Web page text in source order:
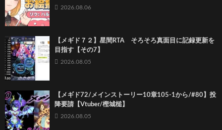
2026.08.06
【メギド７２】星間RTA そろそろ真面目に記録更新を
目指す【その7】
2026.08.05
【メギド72/メインストーリー10章105-1から/#80】投
降要請【Vtuber/樫城槌】
2026.08.05